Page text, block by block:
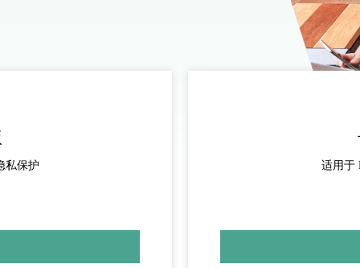
私保护 适用于